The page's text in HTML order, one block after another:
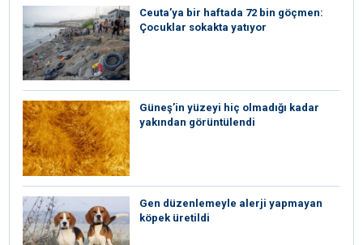
Ceuta’ya bir haftada 72 bin göçmen:
Çocuklar sokakta yatıyor
Güneş’in yüzeyi hiç olmadığı kadar
yakından görüntülendi
Gen düzenlemeyle alerji yapmayan
köpek üretildi